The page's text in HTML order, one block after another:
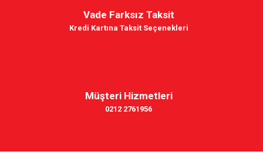
Vade Farksız Taksit
Kredi Kartına Taksit Seçenekleri
Müşteri Hizmetleri
0212 2761956